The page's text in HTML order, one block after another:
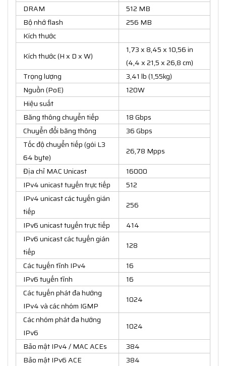
DRAM
512 MB
Bộ nhớ flash
256 MB
Kích thước
Kích thước (H x D x W)
1,73 x 8,45 x 10,56 in
(4,4 x 21,5 x 26,8 cm)
Trọng lượng
3,41 lb (1,55kg)
Nguồn (PoE)
120W
Hiệu suất
Băng thông chuyển tiếp
18 Gbps
Chuyển đổi băng thông
36 Gbps
Tốc độ chuyển tiếp (gói L3
64 byte)
26,78 Mpps
Địa chỉ MAC Unicast
16000
IPv4 unicast tuyến trực tiếp
512
IPv4 unicast các tuyến gián
tiếp
256
IPv6 unicast tuyến trực tiếp
414
IPv6 unicast các tuyến gián
tiếp
128
Các tuyến tĩnh IPv4
16
IPv6 tuyến tĩnh
16
Các tuyến phát đa hướng
IPv4 và các nhóm IGMP
1024
Các nhóm phát đa hướng
IPv6
1024
Bảo mật IPv4 / MAC ACEs
384
Bảo mật IPv6 ACE
384